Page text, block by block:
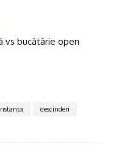
vs bucătărie open
descinderi